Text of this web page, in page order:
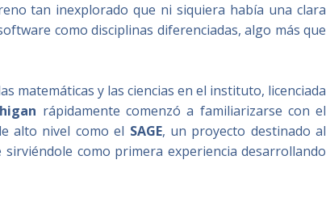
tan inexplorado que ni siquiera había una clara
como disciplinas diferenciadas, algo más que
matemáticas y las ciencias en el instituto, licenciada
rápidamente comenzó a familiarizarse con el
alto nivel como el SAGE, un proyecto destinado al
como primera experiencia desarrollando